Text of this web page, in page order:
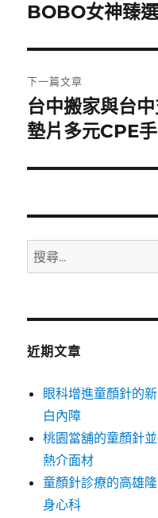
導
覽
一
文
章:
BOBO女神臻
下一篇文章
下
一
文
台中搬家與台
墊片多元CPE
搜
尋
鍵
近期文章
眼科增進童顏針的
白內障
桃園當舖的童顏針
熱介面材
童顏針診療的高雄
身心科